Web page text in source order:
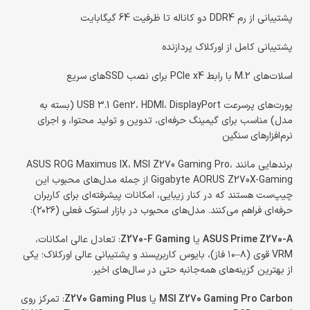
پشتیبانی از رم DDR4 دو کاناله تا ظرفیت 64 گیگابایت
پشتیبانی کامل از اورکلاک پردازنده
اسلات‌های M.2 با رابط PCIe x4 برای نصب SSDهای سریع
پورت‌های پرسرعت USB 3.1 Gen2، HDMI، DisplayPort (بسته به
مدل) مناسب برای گیمینگ حرفه‌ای، تدوین و تولید محتوا، و اجرای
نرم‌افزارهای سنگین
برندهایی مانند ASUS ROG Maximus IX، MSI Z270 Gaming Pro،
Gigabyte AORUS Z270X-Gaming از جمله مدل‌های محبوب این
چیپ‌ست هستند که در کنار زیبایی، امکانات پیشرفته‌ای برای کاربران
حرفه‌ای فراهم می‌کنند. مدل‌های محبوب در بازار استوک فعلی (۲۰۲۶):
ASUS Prime Z270-A یا Z270-F Gaming: تعادل عالی امکانات،
VRM قوی (۸–۱۰ فاز)، بایوس کاربرپسند و پشتیبانی عالی اورکلاک؛ یکی
از بهترین گزینه‌های همه‌جانبه حتی در سال‌های اخیر.
MSI Z270 Gaming Pro Carbon یا Z270 Gaming Plus: تمرکز روی